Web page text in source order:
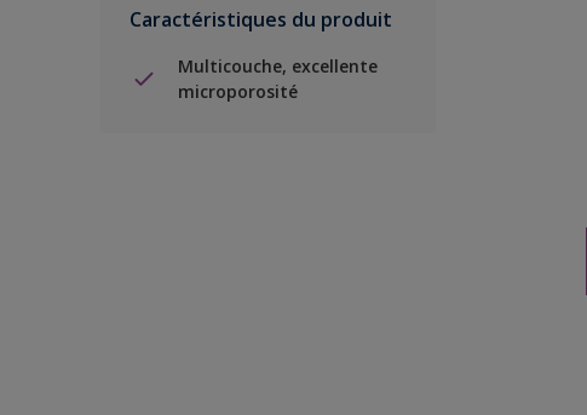
Caractéristiques du produit
Multicouche, excellente
microporosité